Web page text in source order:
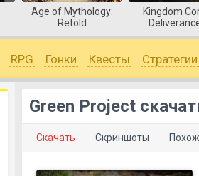
Age of Mythology:
Retold
Kingdom
RPG Гонки Квесты Стратегии
Green Project
Скачать Скриншоты